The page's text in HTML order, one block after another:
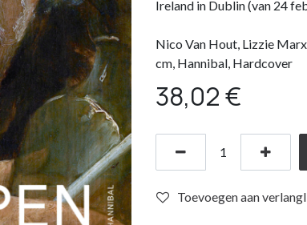
Ireland in Dublin (van 24
Nico Van Hout, Lizzie
cm, Hannibal, Hardcover
38,02€
Toevoegen aan